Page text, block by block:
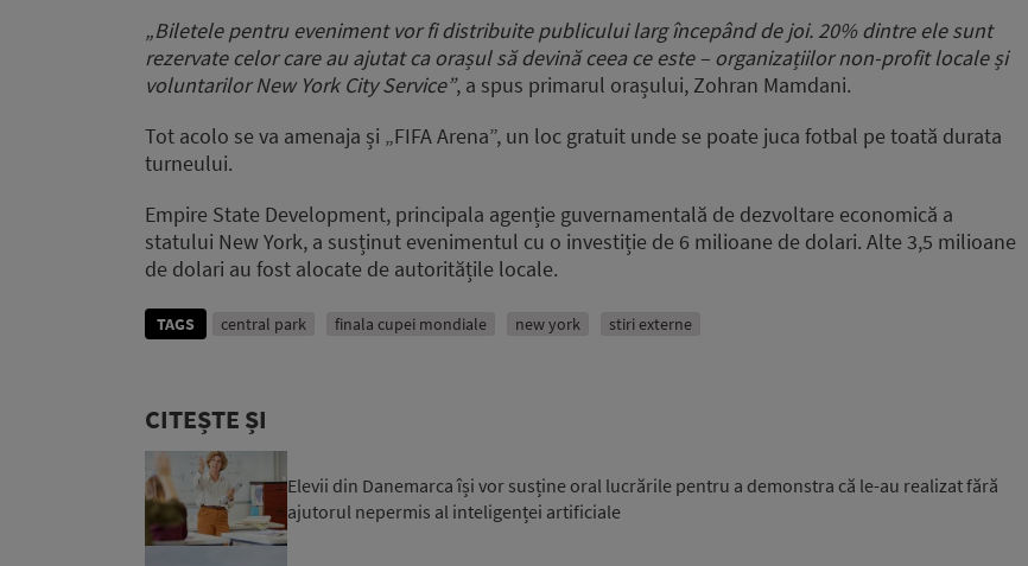
increase
or
„Biletele pentru eveniment vor fi distribuite publicului larg începând de joi. 20% dintre ele sunt
rezervate celor care au ajutat ca orașul să devină ceea ce este – organizațiilor non-profit locale și
voluntarilor New York City Service”, a spus primarul orașului, Zohran Mamdani.
Tot acolo se va amenaja și „FIFA Arena”, un loc gratuit unde se poate juca fotbal pe toată durata
turneului.
Empire State Development, principala agenție guvernamentală de dezvoltare economică a
statului New York, a susținut evenimentul cu o investiție de 6 milioane de dolari. Alte 3,5 milioane
de dolari au fost alocate de autoritățile locale.
TAGS central park finala cupei mondiale new york stiri externe
CITEȘTE ȘI
Elevii din Danemarca își vor susține oral lucrările pentru a demonstra că le-au realizat fără
ajutorul nepermis al inteligenței artificiale